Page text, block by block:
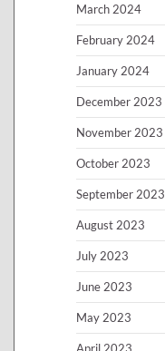
March 2024
February 2024
January 2024
December 2023
November 2023
October 2023
September 2023
August 2023
July 2023
June 2023
May 2023
April 2023